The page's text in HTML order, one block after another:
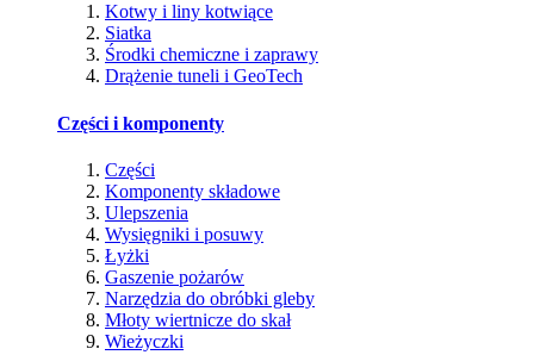
Kotwy i liny kotwiące
Siatka
Środki chemiczne i zaprawy
Drążenie tuneli i GeoTech
Części i komponenty
Części
Komponenty składowe
Ulepszenia
Wysięgniki i posuwy
Łyżki
Gaszenie pożarów
Narzędzia do obróbki gleby
Młoty wiertnicze do skał
Wieżyczki